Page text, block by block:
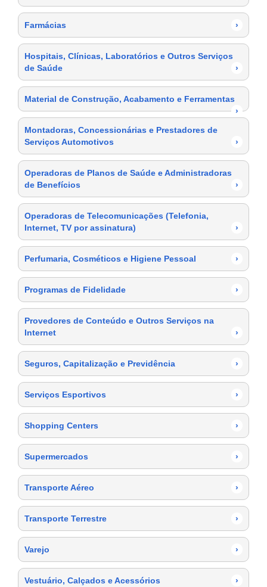
Farmácias ›
Hospitais, Clínicas, Laboratórios e Outros Serviços
de Saúde
›
Material de Construção, Acabamento e Ferramentas
›
Montadoras, Concessionárias e Prestadores de
Serviços Automotivos
›
Operadoras de Planos de Saúde e Administradoras
de Benefícios
›
Operadoras de Telecomunicações (Telefonia,
Internet, TV por assinatura)
›
Perfumaria, Cosméticos e Higiene Pessoal ›
Programas de Fidelidade ›
Provedores de Conteúdo e Outros Serviços na
Internet
›
Seguros, Capitalização e Previdência ›
Serviços Esportivos ›
Shopping Centers ›
Supermercados ›
Transporte Aéreo ›
Transporte Terrestre ›
Varejo ›
Vestuário, Calçados e Acessórios ›